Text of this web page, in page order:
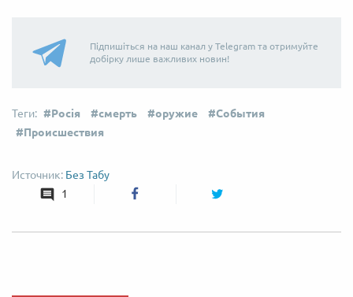
Підпишіться на наш канал у Telegram та отримуйте
добірку лише важливих новин!
Росія смерть оружие
События
Происшествия
Без Табу
1